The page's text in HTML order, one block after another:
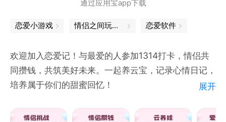
模型让智能体更贴近心中所想。
总之，希望你可以自由的使用星野来创造脑海中的想
先体验AI世界！尽情释放自己的想象力和创造力！
通过应用宝app下载
恋爱小游戏 情侣之间玩的游戏 恋爱软件
欢迎加入恋爱记！与最爱的人参加1314打卡，情侣共
同攒钱，共筑美好未来。一起养云宝，记录心情日记，
培养属于你们的甜蜜回忆！
1314打卡：情侣365天互说我爱你甜蜜打卡，赢1314
展开